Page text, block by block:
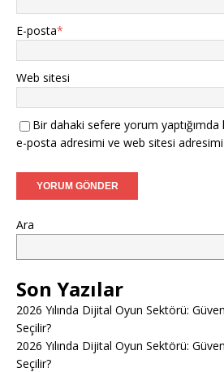
E-posta*
Web sitesi
Bir dahaki sefere yorum yaptığımda
e-posta adresimi ve web sitesi adresimi
Ara
Son Yazılar
2026 Yılında Dijital Oyun Sektörü:
Seçilir?
2026 Yılında Dijital Oyun Sektörü:
Seçilir?